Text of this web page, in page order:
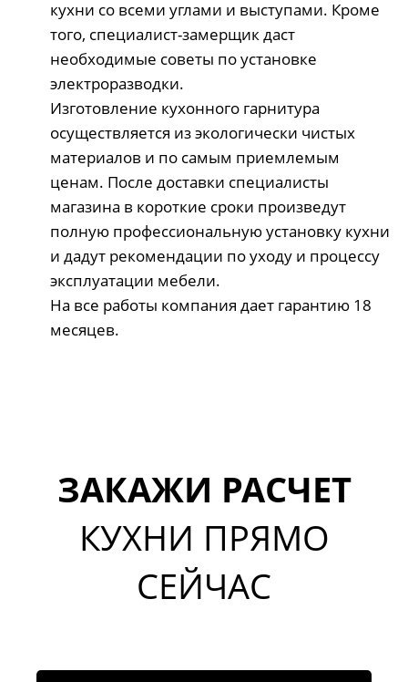
кухни со всеми углами и выступами. Кроме
того, специалист-замерщик даст
необходимые советы по установке
электроразводки.
Изготовление кухонного гарнитура
осуществляется из экологически чистых
материалов и по самым приемлемым
ценам. После доставки специалисты
магазина в короткие сроки произведут
полную профессиональную установку кухни
и дадут рекомендации по уходу и процессу
эксплуатации мебели.
На все работы компания дает гарантию 18
месяцев.
ЗАКАЖИ РАСЧЕТ
КУХНИ ПРЯМО
СЕЙЧАС